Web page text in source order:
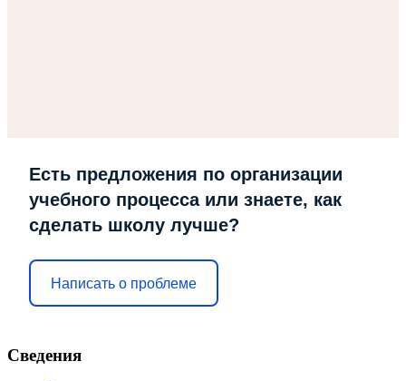
Есть предложения по организации
учебного процесса или знаете, как
сделать школу лучше?
Написать о проблеме
Сведения